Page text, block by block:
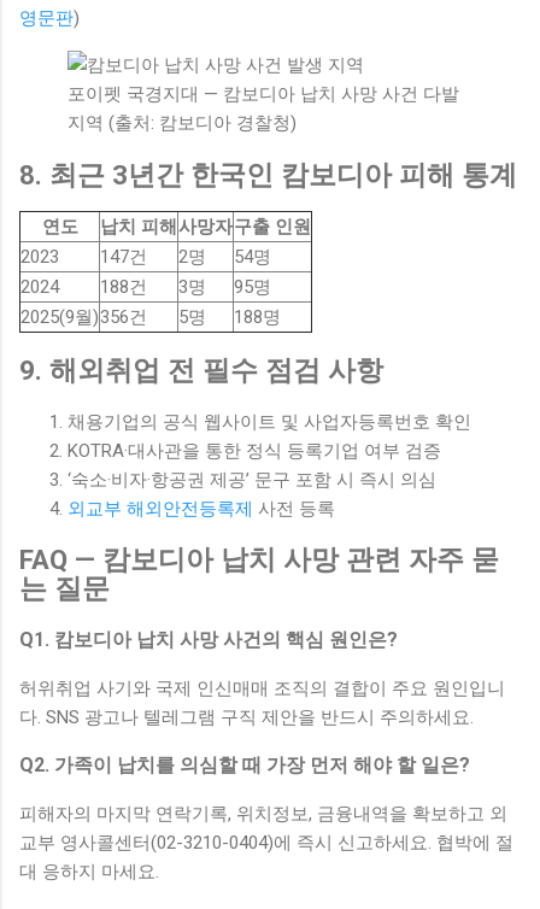
영문판)
포이펫 국경지대 — 캄보디아 납치 사망 사건 다발
지역 (출처: 캄보디아 경찰청)
8. 최근 3년간 한국인 캄보디아 피해 통계
연도 납치 피해 사망자구출 인원
2023
147건 2명
54명
2024
188건 3명
95명
2025(9월)356건 5명 188명
9. 해외취업 전 필수 점검 사항
채용기업의 공식 웹사이트 및 사업자등록번호 확인
KOTRA·대사관을 통한 정식 등록기업 여부 검증
‘숙소·비자·항공권 제공’ 문구 포함 시 즉시 의심
외교부 해외안전등록제 사전 등록
FAQ — 캄보디아 납치 사망 관련 자주 묻
는 질문
Q1. 캄보디아 납치 사망 사건의 핵심 원인은?
허위취업 사기와 국제 인신매매 조직의 결합이 주요 원인입니
다. SNS 광고나 텔레그램 구직 제안을 반드시 주의하세요.
Q2. 가족이 납치를 의심할 때 가장 먼저 해야 할 일은?
피해자의 마지막 연락기록, 위치정보, 금융내역을 확보하고 외
교부 영사콜센터(02-3210-0404)에 즉시 신고하세요. 협박에 절
대 응하지 마세요.